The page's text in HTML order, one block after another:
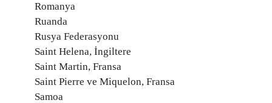
Romanya
Ruanda
Rusya Federasyonu
Saint Helena, İngiltere
Saint Martin, Fransa
Saint Pierre ve Miquelon, Fransa
Samoa